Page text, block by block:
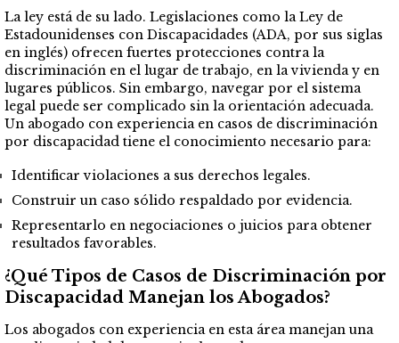
La ley está de su lado. Legislaciones como la Ley de
Estadounidenses con Discapacidades (ADA, por sus siglas
en inglés) ofrecen fuertes protecciones contra la
discriminación en el lugar de trabajo, en la vivienda y en
lugares públicos. Sin embargo, navegar por el sistema
legal puede ser complicado sin la orientación adecuada.
Un abogado con experiencia en casos de discriminación
por discapacidad tiene el conocimiento necesario para:
Identificar violaciones a sus derechos legales.
Construir un caso sólido respaldado por evidencia.
Representarlo en negociaciones o juicios para obtener
resultados favorables.
¿Qué Tipos de Casos de Discriminación por
Discapacidad Manejan los Abogados?
Los abogados con experiencia en esta área manejan una